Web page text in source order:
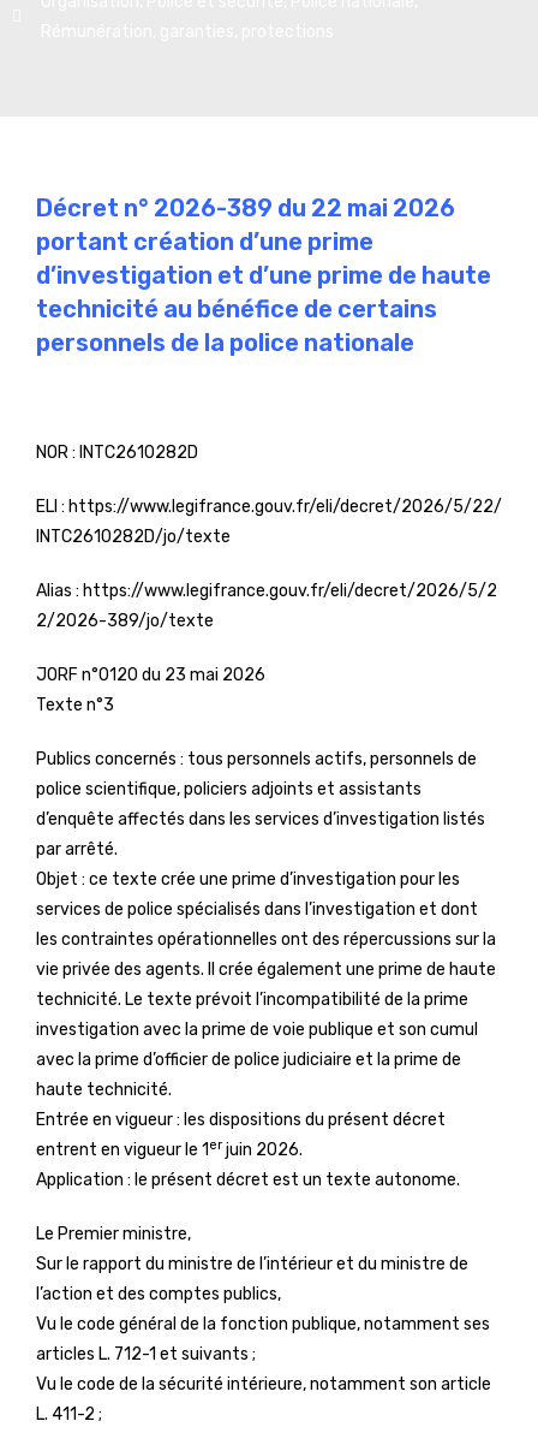
Décret n° 2026-389 du 22 mai 2026
portant création d’une prime
d’investigation et d’une prime de haute
technicité au bénéfice de certains
personnels de la police nationale
NOR : INTC2610282D
ELI : https://www.legifrance.gouv.fr/eli/decret/2026/5/22/
INTC2610282D/jo/texte
Alias : https://www.legifrance.gouv.fr/eli/decret/2026/5/2
2/2026-389/jo/texte
JORF n°0120 du 23 mai 2026
Texte n°3
Publics concernés : tous personnels actifs, personnels de
police scientifique, policiers adjoints et assistants
d’enquête affectés dans les services d’investigation listés
par arrêté.
Objet : ce texte crée une prime d’investigation pour les
services de police spécialisés dans l’investigation et dont
les contraintes opérationnelles ont des répercussions sur la
vie privée des agents. Il crée également une prime de haute
technicité. Le texte prévoit l’incompatibilité de la prime
investigation avec la prime de voie publique et son cumul
avec la prime d’officier de police judiciaire et la prime de
haute technicité.
Entrée en vigueur : les dispositions du présent décret
entrent en vigueur le 1 er juin 2026.
Application : le présent décret est un texte autonome.
Le Premier ministre,
Sur le rapport du ministre de l’intérieur et du ministre de
l’action et des comptes publics,
Vu le code général de la fonction publique, notamment ses
articles L. 712-1 et suivants ;
Vu le code de la sécurité intérieure, notamment son article
L. 411-2 ;